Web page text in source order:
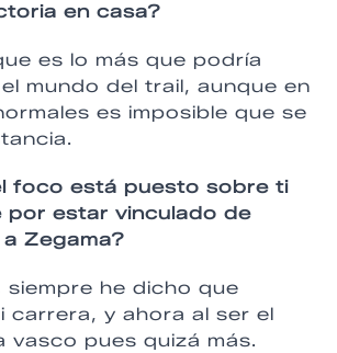
en casa?
es lo más que podría
mundo del trail, aunque en
es imposible que se
foco está puesto sobre ti
por estar vinculado de
Zegama?
siempre he dicho que
carrera, y ahora al ser el
vasco pues quizá más.